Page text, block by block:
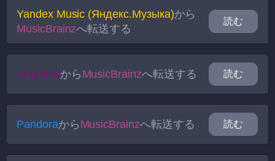
Yandex Music (Яндекс.Музыка)から
MusicBrainzへ転送する
読む
Anghamiから MusicBrainzへ転送する 読む
Pandoraから MusicBrainzへ転送する 読む